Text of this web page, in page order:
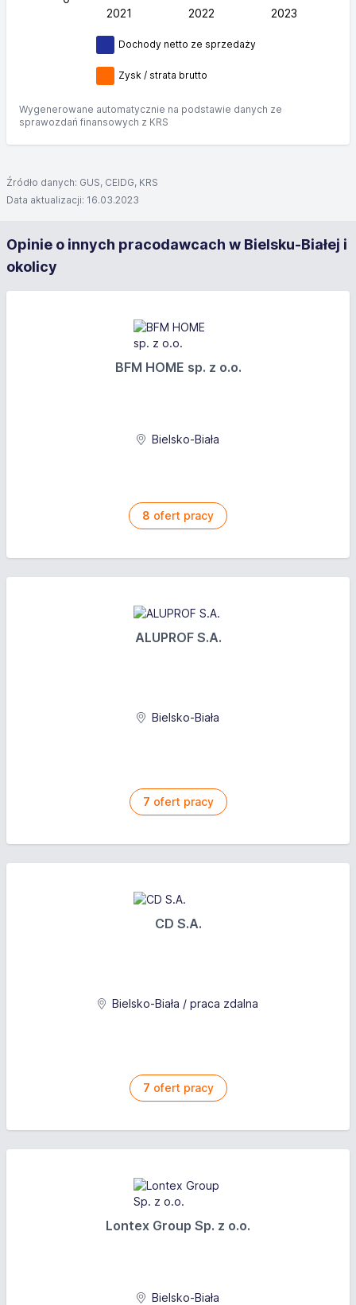
L
2021 2022 2023
Dochody netto ze sprzedaży
Zysk / strata brutto
Wygenerowane automatycznie na podstawie danych ze
sprawozdań finansowych z KRS
Źródło danych: GUS, CEIDG, KRS
Data aktualizacji: 16.03.2023
Opinie o innych pracodawcach w Bielsku-Białej i
okolicy
BFM HOME sp. z o.o.
Bielsko-Biała
8 ofert pracy
ALUPROF S.A.
Bielsko-Biała
7 ofert pracy
CD S.A.
Bielsko-Biała / praca zdalna
7 ofert pracy
Lontex Group Sp. z o.o.
Bielsko-Biała